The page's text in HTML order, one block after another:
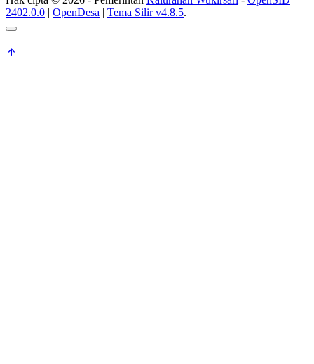
2402.0.0 | OpenDesa | Tema Silir v4.8.5.